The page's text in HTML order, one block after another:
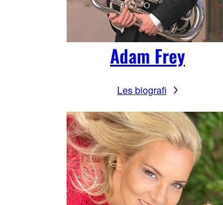
Adam Frey
Les biografi